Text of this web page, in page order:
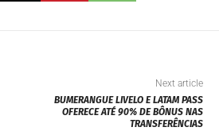
Next article
BUMERANGUE LIVELO E LATAM PASS
OFERECE ATÉ 90% DE BÔNUS NAS
TRANSFERÊNCIAS